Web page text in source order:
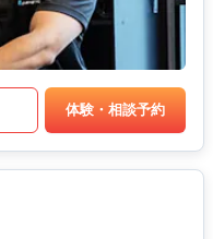
体験・相談予約